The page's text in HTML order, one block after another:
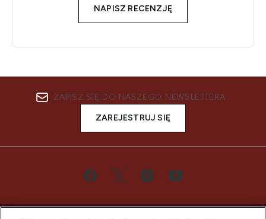
NAPISZ RECENZJĘ
ZAPISZ SIĘ DO NASZEGO NEWSLETTERA
ZAREJESTRUJ SIĘ